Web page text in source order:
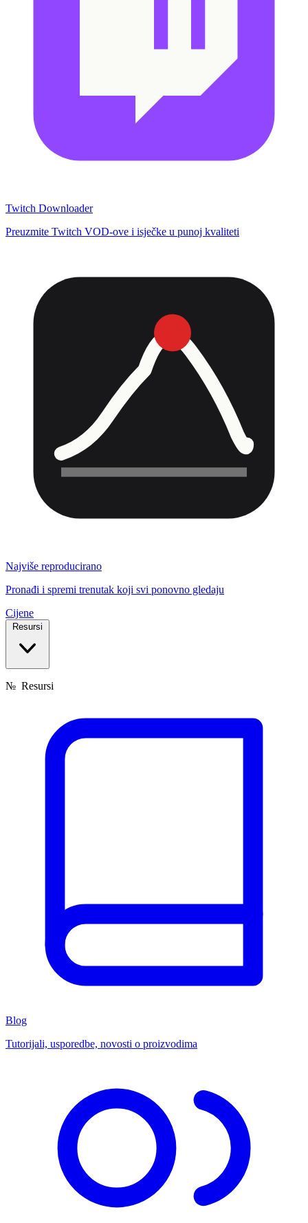
Twitch Downloader
Preuzmite Twitch VOD-ove i isječke u punoj kvaliteti
Najviše reproducirano
Pronađi i spremi trenutak koji svi ponovno gledaju
Cijene
Resursi
№ Resursi
Blog
Tutorijali, usporedbe, novosti o proizvodima